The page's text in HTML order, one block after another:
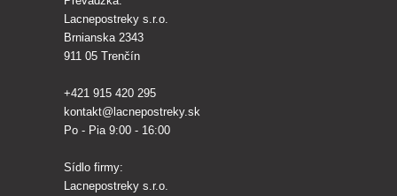
Lacnepostreky s.r.o.
Brnianska 2343
911 05 Trenčín
+421 915 420 295
kontakt@lacnepostreky.sk
Po - Pia 9:00 - 16:00
Sídlo firmy:
Lacnepostreky s.r.o.